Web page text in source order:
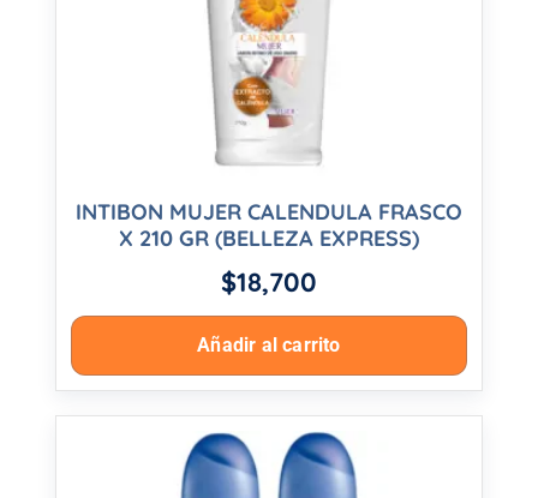
INTIBON MUJER CALENDULA FRASCO
X 210 GR (BELLEZA EXPRESS)
$18,700
Añadir al carrito